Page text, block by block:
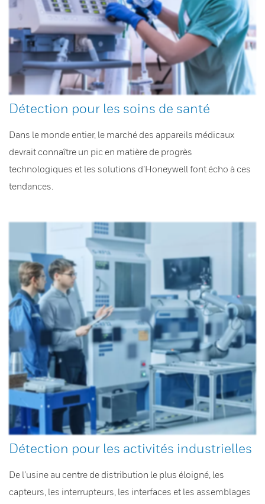
Détection pour les soins de santé
Dans le monde entier, le marché des appareils médicaux
devrait connaître un pic en matière de progrès
technologiques et les solutions d’Honeywell font écho à ces
tendances.
Détection pour les activités industrielles
De l’usine au centre de distribution le plus éloigné, les
capteurs, les interrupteurs, les interfaces et les assemblages